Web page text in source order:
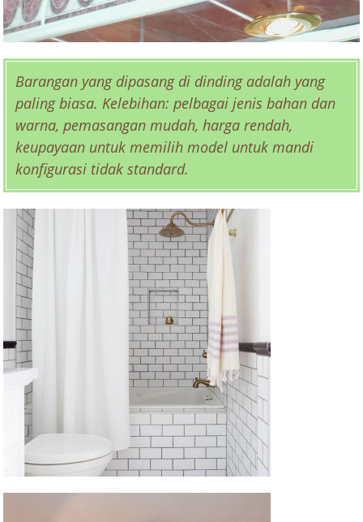
Barangan yang dipasang di dinding adalah yang
paling biasa. Kelebihan: pelbagai jenis bahan dan
warna, pemasangan mudah, harga rendah,
keupayaan untuk memilih model untuk mandi
konfigurasi tidak standard.